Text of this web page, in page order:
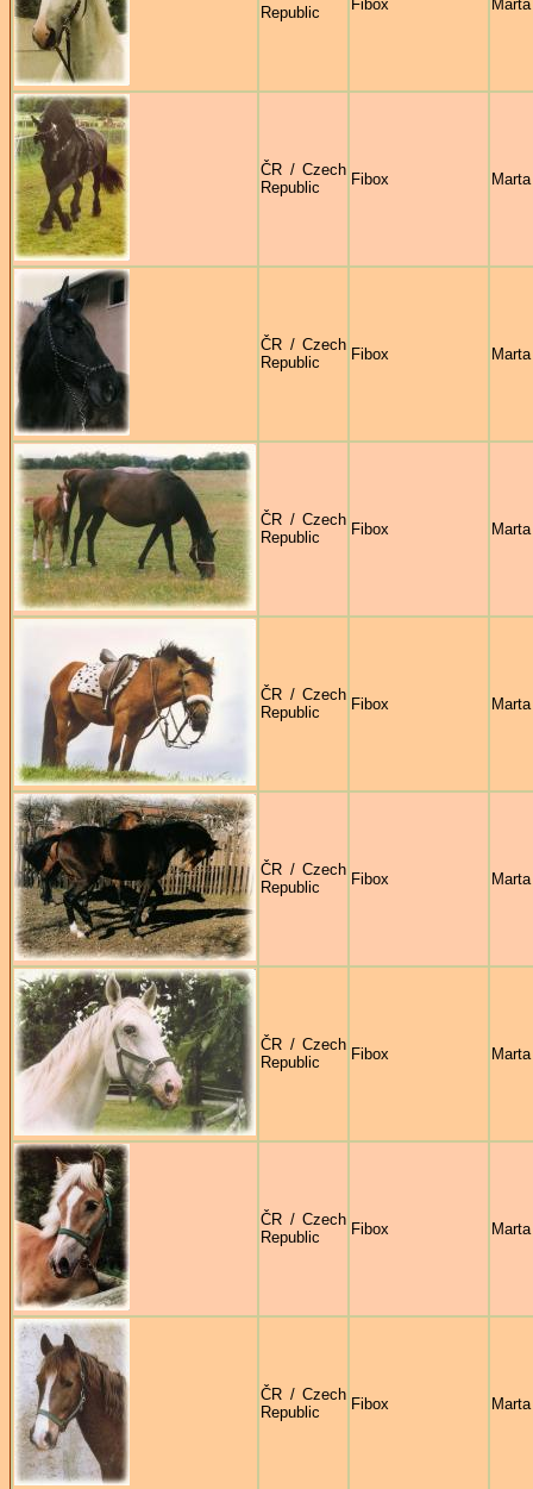
Republic
Fibox
ČR / Czech
Republic
Fibox
ČR / Czech
Republic
Fibox
ČR / Czech
Republic
Fibox
ČR / Czech
Republic
Fibox
ČR / Czech
Republic
Fibox
ČR / Czech
Republic
Fibox
ČR / Czech
Republic
Fibox
ČR / Czech
Republic
Fibox